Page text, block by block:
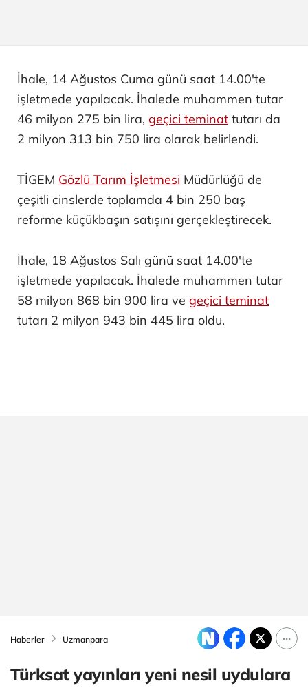
İhale, 14 Ağustos Cuma günü saat 14.00'te
işletmede yapılacak. İhalede muhammen tutar
46 milyon 275 bin lira, geçici teminat tutarı da
2 milyon 313 bin 750 lira olarak belirlendi.
TİGEM Gözlü Tarım İşletmesi Müdürlüğü de
çeşitli cinslerde toplamda 4 bin 250 baş
reforme küçükbaşın satışını gerçekleştirecek.
İhale, 18 Ağustos Salı günü saat 14.00'te
işletmede yapılacak. İhalede muhammen tutar
58 milyon 868 bin 900 lira ve geçici teminat
tutarı 2 milyon 943 bin 445 lira oldu.
Haberler Uzmanpara
Türksat yayınları yeni nesil uydulara